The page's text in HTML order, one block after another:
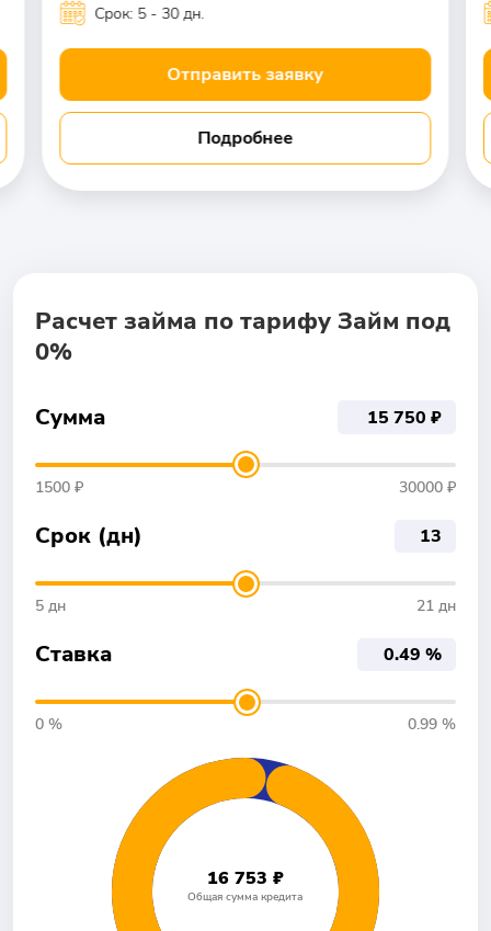
Срок: 5 - 30 дн.
Отправить заявку
Подробнее
Расчет займа по тарифу Займ под
0%
Сумма
1500 ₽ 30000 ₽
Срок (дн)
5 дн 21 дн
Ставка
0 % 0.99 %
16 753 ₽
Общая сумма кредита